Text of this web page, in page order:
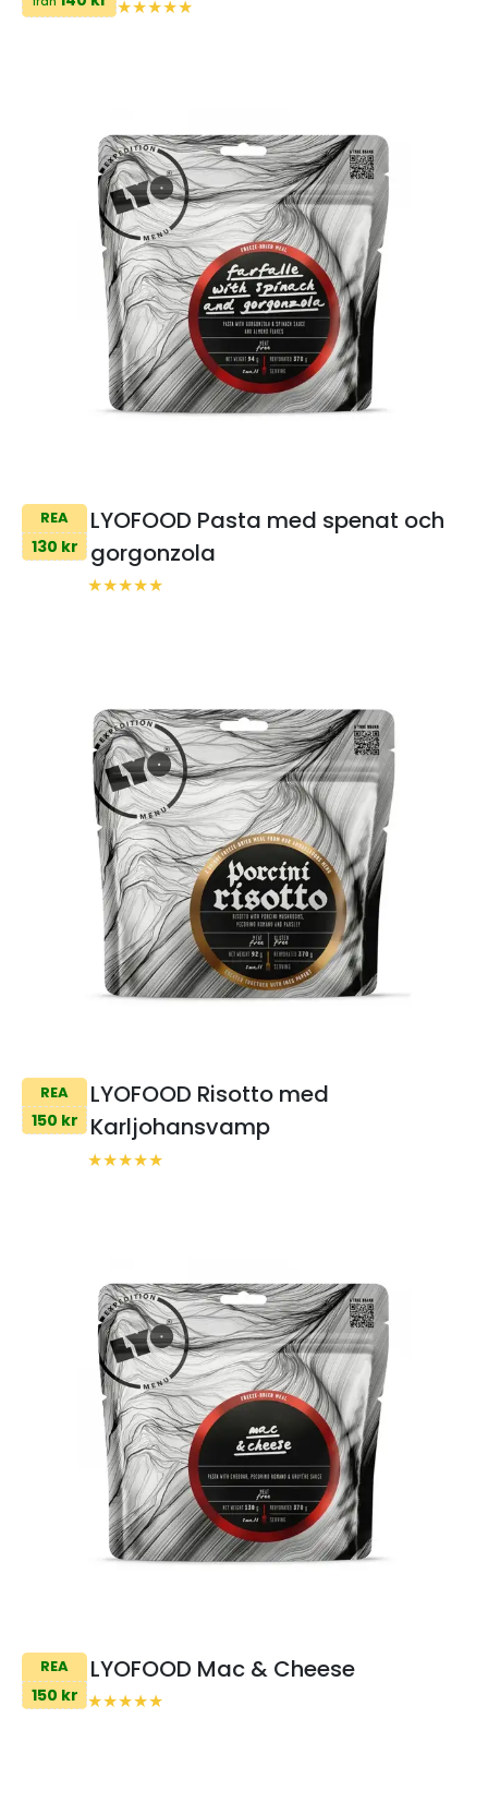
REA
130 kr
LYOFOOD Pasta med spenat och
gorgonzola
REA
150 kr
LYOFOOD Risotto med
Karljohansvamp
REA
150 kr
LYOFOOD Mac & Cheese